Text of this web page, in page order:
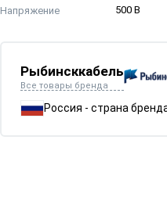
Напряжение 500 В
Рыбинсккабель
Все товары бренда
Россия - страна